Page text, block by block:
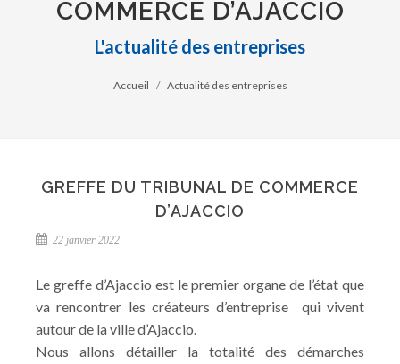
COMMERCE D’AJACCIO
L'actualité des entreprises
Accueil Actualité des entreprises
GREFFE DU TRIBUNAL DE COMMERCE
D’AJACCIO
22 janvier 2022
Le greffe d’Ajaccio est le premier organe de l’état que
va rencontrer les créateurs d’entreprise qui vivent
autour de la ville d’Ajaccio.
Nous allons détailler la totalité des démarches